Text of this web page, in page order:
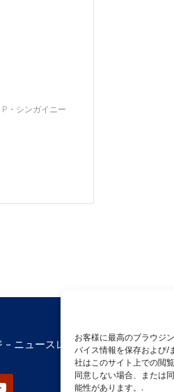
お客様に最高のブラウジ
バイス情報を保存および/
社はこのサイト上での閲
同意しない場合、または
能性があります。.
・シンガイニー
– ニュースレター購読